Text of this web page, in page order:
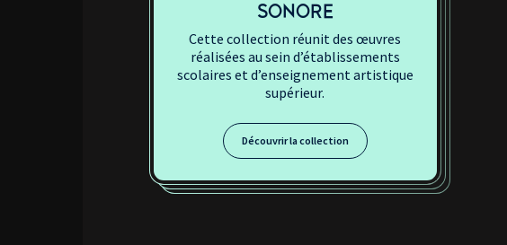
SONORE
Cette collection réunit des œuvres
réalisées au sein d’établissements
scolaires et d’enseignement artistique
supérieur.
Découvrir la collection